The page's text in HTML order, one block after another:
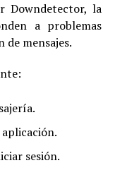
Downdetector, la
a problemas
de mensajes.
sesión.